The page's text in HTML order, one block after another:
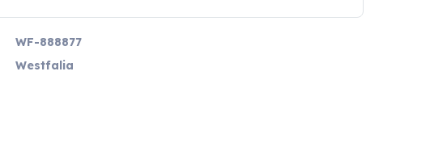
WF-888877
Westfalia